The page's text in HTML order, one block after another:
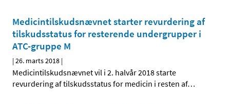
Medicintilskudsnævnet starter revurdering af
tilskudsstatus for resterende undergrupper i
ATC-gruppe M
|26. marts 2018 |
Medicintilskudsnævnet vil i 2. halvår 2018 starte
revurdering af tilskudsstatus for medicin i resten af…